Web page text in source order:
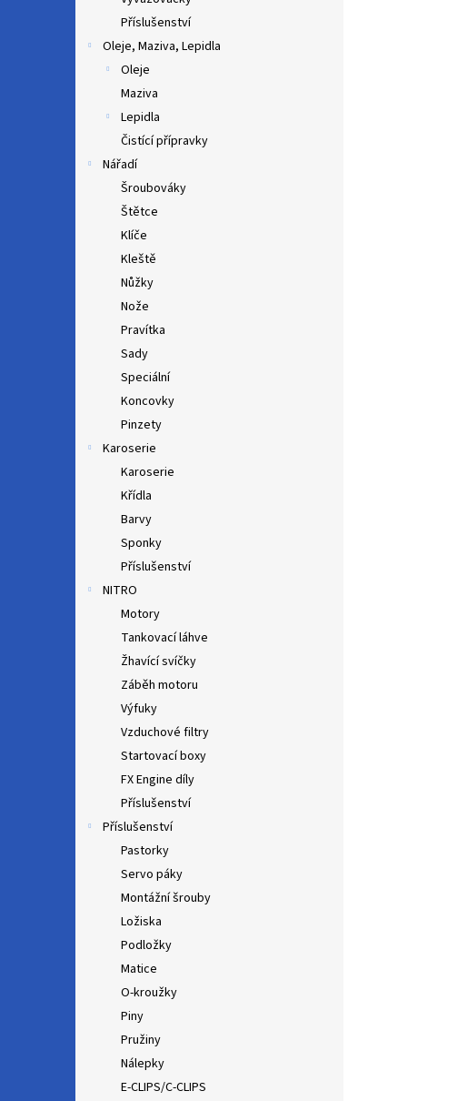
Příslušenství
Oleje, Maziva, Lepidla
Oleje
Maziva
Lepidla
Čistící přípravky
Nářadí
Šroubováky
Štětce
Klíče
Kleště
Nůžky
Nože
Pravítka
Sady
Speciální
Koncovky
Pinzety
Karoserie
Karoserie
Křídla
Barvy
Sponky
Příslušenství
NITRO
Motory
Tankovací láhve
Žhavící svíčky
Záběh motoru
Výfuky
Vzduchové filtry
Startovací boxy
FX Engine díly
Příslušenství
Příslušenství
Pastorky
Servo páky
Montážní šrouby
Ložiska
Podložky
Matice
O-kroužky
Piny
Pružiny
Nálepky
E-CLIPS/C-CLIPS